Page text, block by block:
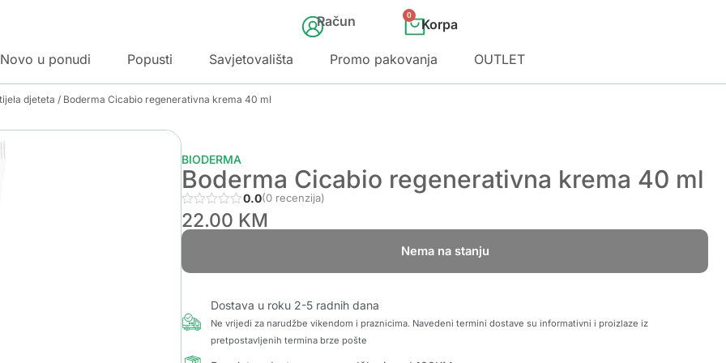
Račun 0
Novo u ponudi Popusti Savjetovališta Promo pakovanja OUTLET
djeteta / Boderma Cicabio regenerativna krema 40 ml
BIODERMA
Boderma Cicabio regenerativna krema 40 ml
0.0(0 recenzija)
22.00 KM
Nema na stanju
Dostava u roku 2-5 radnih dana
Ne vrijedi za narudžbe vikendom i praznicima. Navedeni termini dostave su informativni i proizlaze iz
pretpostavljenih termina brze pošte